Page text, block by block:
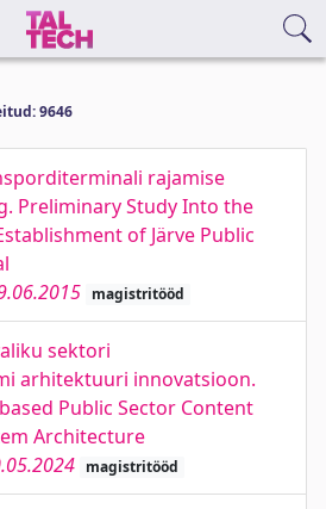
9646
rajamise
Preliminary Study Into the
of Järve Public
magistritööd
sektori
arhitektuuri innovatsioon.
Public Sector Content
Architecture
magistritööd